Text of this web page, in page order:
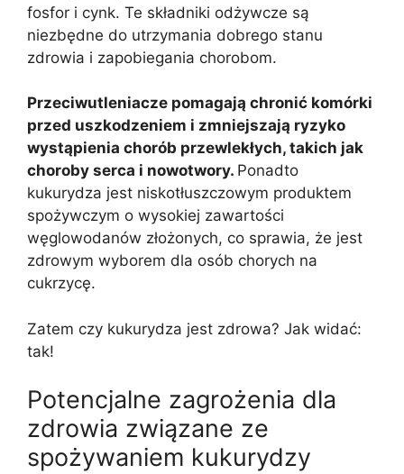
fosfor i cynk. Te składniki odżywcze są
niezbędne do utrzymania dobrego stanu
zdrowia i zapobiegania chorobom.
Przeciwutleniacze pomagają chronić komórki
przed uszkodzeniem i zmniejszają ryzyko
wystąpienia chorób przewlekłych, takich jak
choroby serca i nowotwory. Ponadto
kukurydza jest niskotłuszczowym produktem
spożywczym o wysokiej zawartości
węglowodanów złożonych, co sprawia, że jest
zdrowym wyborem dla osób chorych na
cukrzycę.
Zatem czy kukurydza jest zdrowa? Jak widać:
tak!
Potencjalne zagrożenia dla
zdrowia związane ze
spożywaniem kukurydzy